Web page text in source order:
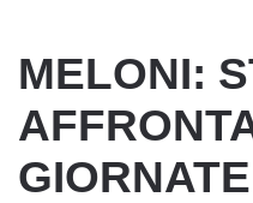
MELONI: